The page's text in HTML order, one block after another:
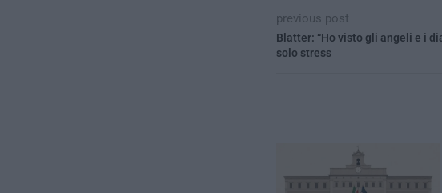
previous post
Blatter: “Ho visto gli angeli e i
solo stress